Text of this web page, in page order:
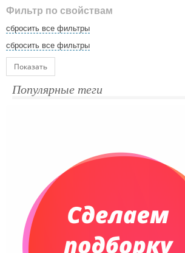
Фильтр по свойствам
сбросить все фильтры
сбросить все фильтры
Показать
Популярные теги